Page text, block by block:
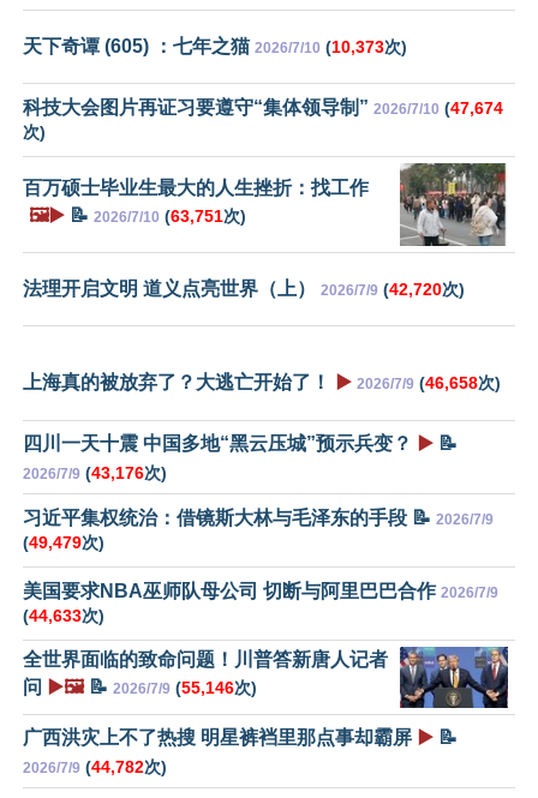
天下奇谭 (605) ：七年之猫 2026/7/10 (10,373次)
科技大会图片再证习要遵守“集体领导制” 2026/7/10 (47,674
次)
百万硕士毕业生最大的人生挫折：找工作
🖼️▶️ 📝 2026/7/10 (63,751次)
法理开启文明 道义点亮世界（上） 2026/7/9 (42,720次)
上海真的被放弃了？大逃亡开始了！ ▶️ 2026/7/9 (46,658次)
四川一天十震 中国多地“黑云压城”预示兵变？ ▶️ 📝
2026/7/9 (43,176次)
习近平集权统治：借镜斯大林与毛泽东的手段 📝 2026/7/9
(49,479次)
美国要求NBA巫师队母公司 切断与阿里巴巴合作 2026/7/9
(44,633次)
全世界面临的致命问题！川普答新唐人记者
问
▶️🖼️📝 2026/7/9 (55,146次)
广西洪灾上不了热搜 明星裤裆里那点事却霸屏 ▶️ 📝
2026/7/9 (44,782次)